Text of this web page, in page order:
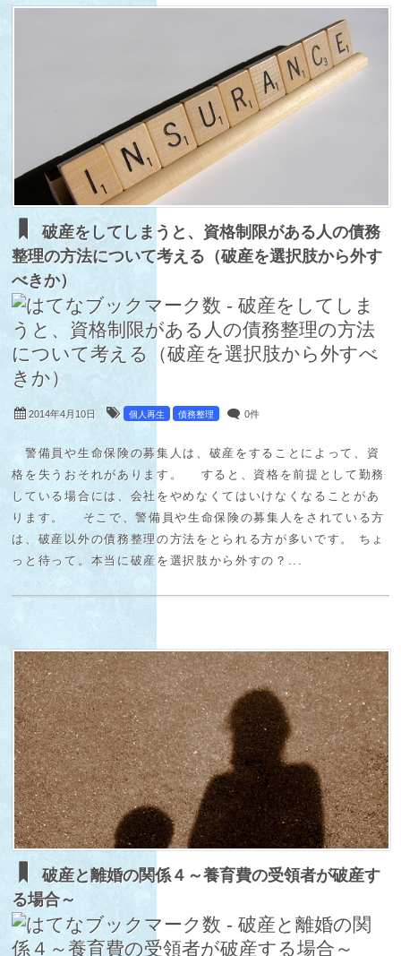
破産をしてしまうと、資格制限がある人の債務
整理の方法について考える（破産を選択肢から外す
べきか）
2014年4月10日 個人再生 債務整理 0件
警備員や生命保険の募集人は、破産をすることによって、資
格を失うおそれがあります。 すると、資格を前提として勤務
している場合には、会社をやめなくてはいけなくなることがあ
ります。 そこで、警備員や生命保険の募集人をされている方
は、破産以外の債務整理の方法をとられる方が多いです。 ちょ
っと待って。本当に破産を選択肢から外すの？...
破産と離婚の関係４～養育費の受領者が破産す
る場合～